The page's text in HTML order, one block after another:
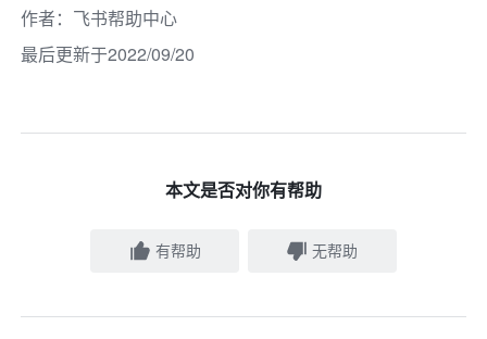
作者： 飞书帮助中心
最后更新于2022/09/20
本文是否对你有帮助
有帮助 无帮助